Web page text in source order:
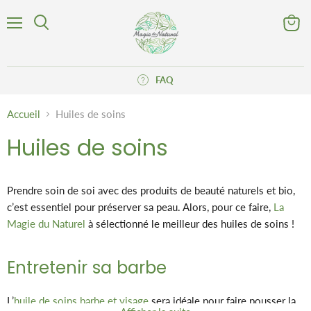
FAQ
Accueil Huiles de soins
Huiles de soins
Prendre soin de soi avec des produits de beauté naturels et bio,
c’est essentiel pour préserver sa peau. Alors, pour ce faire, La
Magie du Naturel à sélectionné le meilleur des huiles de soins !
Entretenir sa barbe
L’huile de soins barbe et visage sera idéale pour faire pousser la